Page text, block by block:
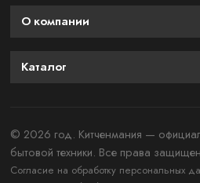
О компании
Каталог
© 2026 год. Китченмания —
бытовой техники. Все права
Согласие на обработку персональных